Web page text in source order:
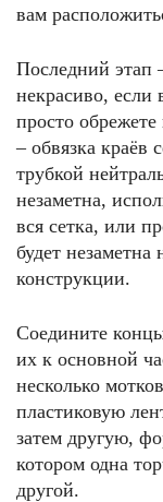
вам
Последний этап
некрасиво,
просто
– обвязка краёв
трубкой
незаметна,
вся сетка, или
будет незаметна
конструкции.
Соедините
их к основной
несколько
пластиковую
затем другую,
котором одна
другой.